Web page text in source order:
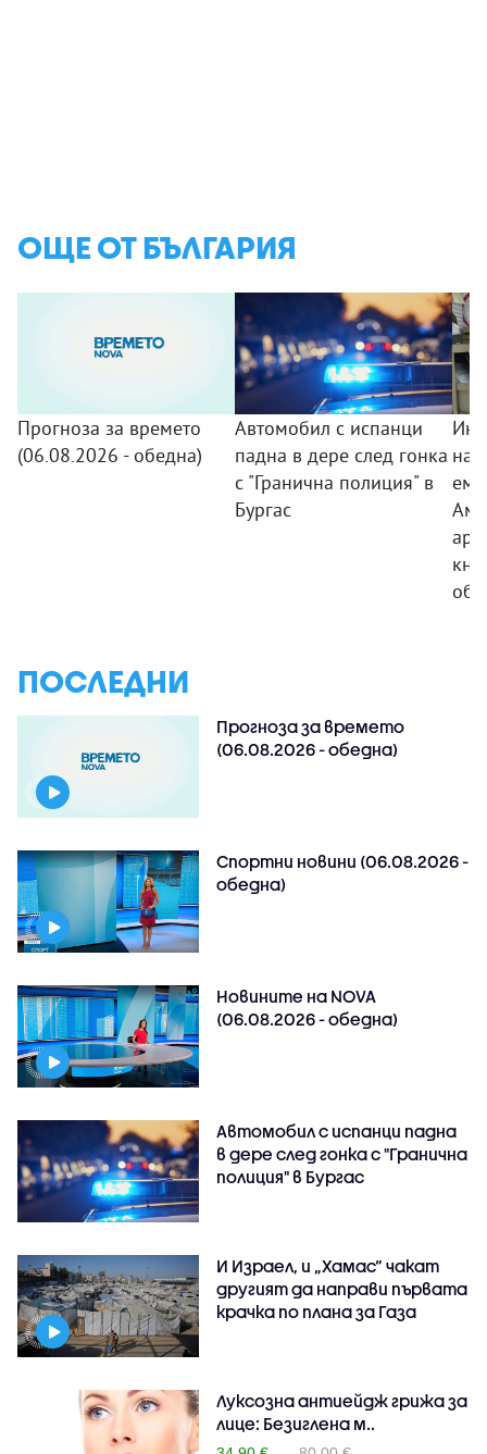
ОЩЕ ОТ БЪЛГАРИЯ
Прогноза за времето
(06.08.2026 - обедна)
Автомобил с испанци
падна в дере след гонка
с "Гранична полиция" в
Бургас
на
ПОСЛЕДНИ
Прогноза за времето
(06.08.2026 - обедна)
Спортни новини (06.08.2026 -
обедна)
Новините на NOVA
(06.08.2026 - обедна)
Автомобил с испанци падна
в дере след гонка с "Гранична
полиция" в Бургас
И Израел, и „Хамас“ чакат
другият да направи първата
крачка по плана за Газа
Луксозна антиейдж грижа за
лице: Безиглена м..